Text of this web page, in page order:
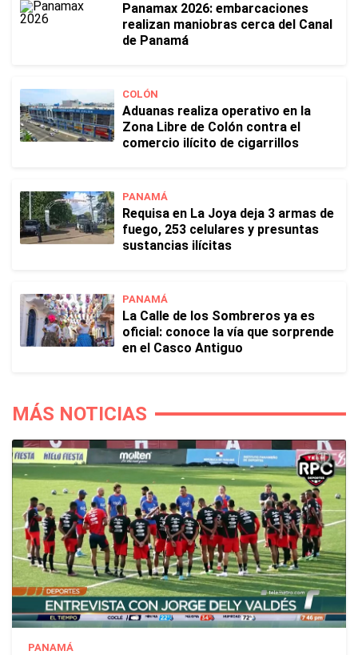
Panamax 2026: embarcaciones
realizan maniobras cerca del Canal
de Panamá
COLÓN
Aduanas realiza operativo en la
Zona Libre de Colón contra el
comercio ilícito de cigarrillos
PANAMÁ
Requisa en La Joya deja 3 armas de
fuego, 253 celulares y presuntas
sustancias ilícitas
PANAMÁ
La Calle de los Sombreros ya es
oficial: conoce la vía que sorprende
en el Casco Antiguo
MÁS NOTICIAS
PANAMÁ